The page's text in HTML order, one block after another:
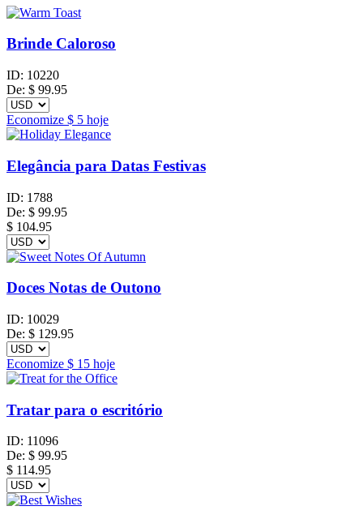
Brinde Caloroso
ID: 10220
De: $ 99.95
Economize $ 5 hoje
Elegância para Datas Festivas
ID: 1788
De: $ 99.95
$ 104.95
Doces Notas de Outono
ID: 10029
De: $ 129.95
Economize $ 15 hoje
Tratar para o escritório
ID: 11096
De: $ 99.95
$ 114.95